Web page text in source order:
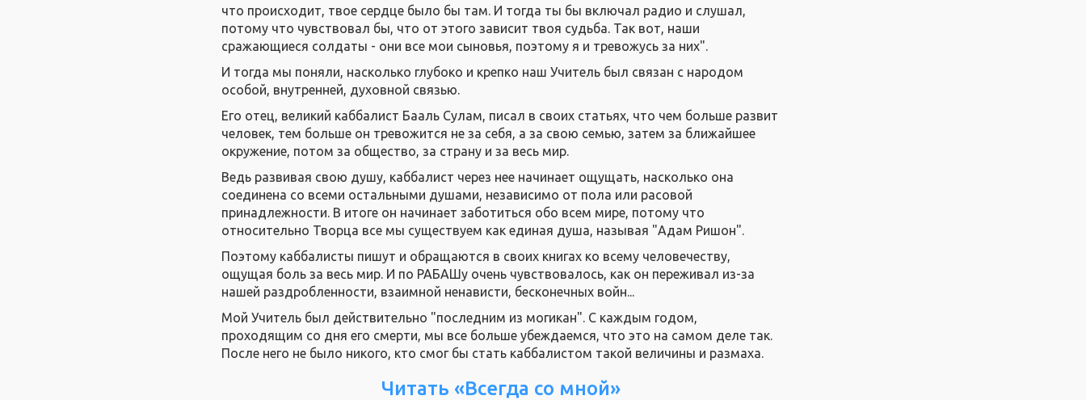
что происходит, твое сердце было бы там. И тогда ты бы включал радио и слушал,
потому что чувствовал бы, что от этого зависит твоя судьба. Так вот, наши
сражающиеся солдаты - они все мои сыновья, поэтому я и тревожусь за них".
И тогда мы поняли, насколько глубоко и крепко наш Учитель был связан с народом
особой, внутренней, духовной связью.
Его отец, великий каббалист Бааль Сулам, писал в своих статьях, что чем больше развит
человек, тем больше он тревожится не за себя, а за свою семью, затем за ближайшее
окружение, потом за общество, за страну и за весь мир.
Ведь развивая свою душу, каббалист через нее начинает ощущать, насколько она
соединена со всеми остальными душами, независимо от пола или расовой
принадлежности. В итоге он начинает заботиться обо всем мире, потому что
относительно Творца все мы существуем как единая душа, называя "Адам Ришон".
Поэтому каббалисты пишут и обращаются в своих книгах ко всему человечеству,
ощущая боль за весь мир. И по РАБАШу очень чувствовалось, как он переживал из-за
нашей раздробленности, взаимной ненависти, бесконечных войн...
Мой Учитель был действительно "последним из могикан". С каждым годом,
проходящим со дня его смерти, мы все больше убеждаемся, что это на самом деле так.
После него не было никого, кто смог бы стать каббалистом такой величины и размаха.
Читать «Всегда со мной»